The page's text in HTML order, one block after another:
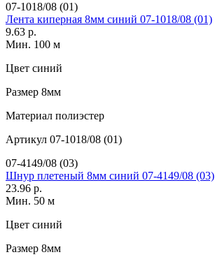
07-1018/08 (01)
Лента киперная 8мм синий 07-1018/08 (01)
9.63 р.
Мин. 100 м
Цвет синий
Размер 8мм
Материал полиэстер
Артикул 07-1018/08 (01)
07-4149/08 (03)
Шнур плетеный 8мм синий 07-4149/08 (03)
23.96 р.
Мин. 50 м
Цвет синий
Размер 8мм